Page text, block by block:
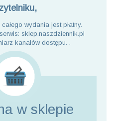
wydania jest płatny.
sklep.naszdziennik.pl
kanałów dostępu. .
w sklepie